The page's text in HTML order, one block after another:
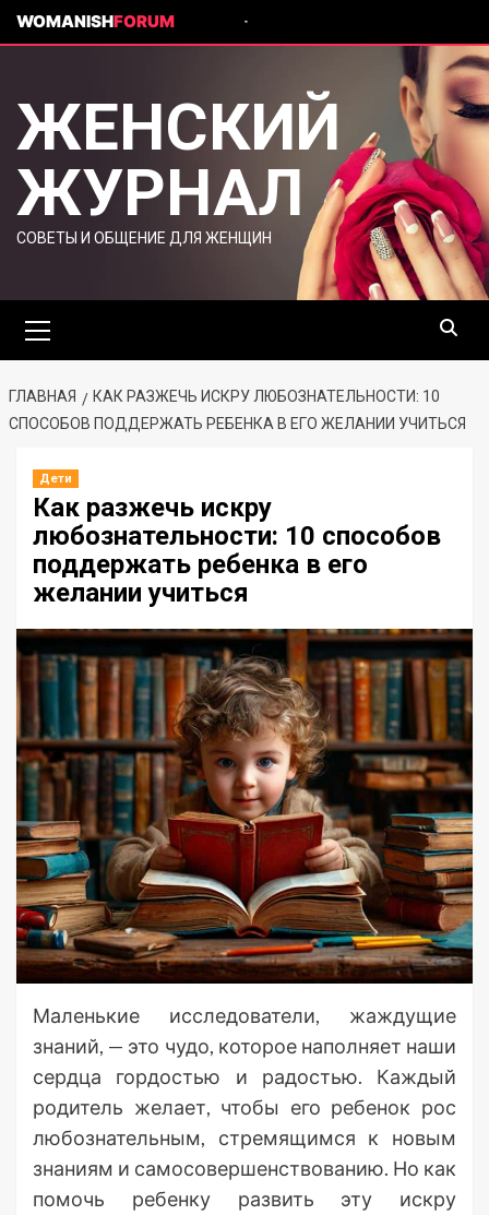
WOMANISHFORUM
ЖЕНСКИЙ
ЖУРНАЛ
СОВЕТЫ И ОБЩЕНИЕ ДЛЯ ЖЕНЩИН
ГЛАВНАЯ
КАК РАЗЖЕЧЬ ИСКРУ ЛЮБОЗНАТЕЛЬНОСТИ: 10
СПОСОБОВ ПОДДЕРЖАТЬ РЕБЕНКА В ЕГО ЖЕЛАНИИ УЧИТЬСЯ
Дети
Как разжечь искру
любознательности: 10 способов
поддержать ребенка в его
желании учиться
Маленькие исследователи, жаждущие
знаний, — это чудо, которое наполняет наши
сердца гордостью и радостью. Каждый
родитель желает, чтобы его ребенок рос
любознательным, стремящимся к новым
знаниям и самосовершенствованию. Но как
помочь ребенку развить эту искру